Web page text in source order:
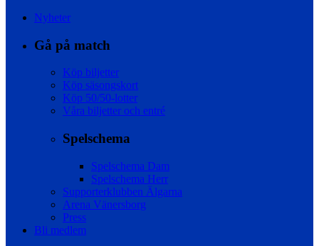
Nyheter
Gå på match
Köp biljetter
Köp säsongskort
Köp 50/50-lotter
Våra biljetter och entré
Spelschema
Spelschema Dam
Spelschema Herr
Supporterklubben Älgarna
Arena Vänersborg
Press
Bli medlem